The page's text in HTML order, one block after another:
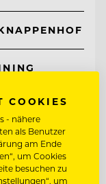
COOKIES
- nähere
als Benutzer
am Ende
um Cookies
besuchen zu
um